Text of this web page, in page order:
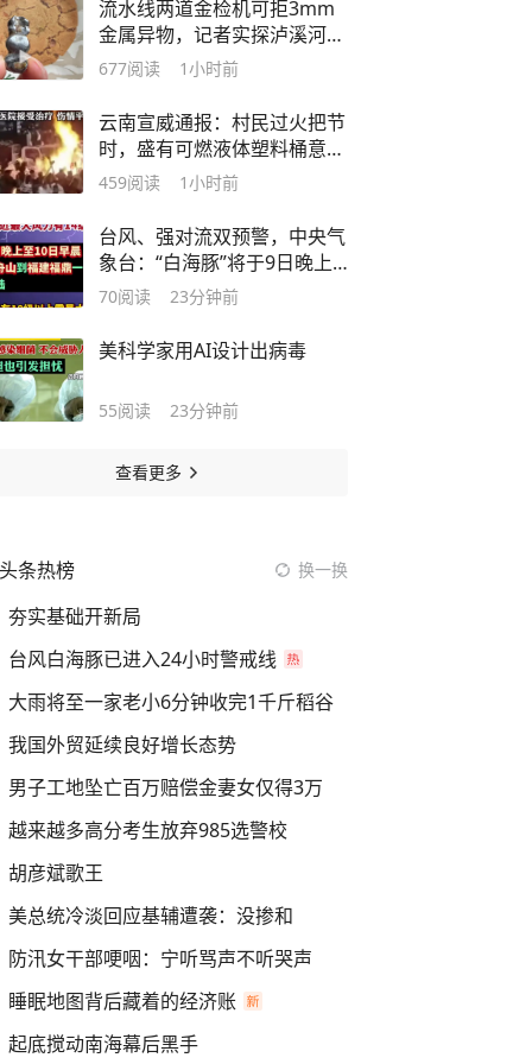
流水线两道金检机可拒3mm
金属异物，记者实探泸溪河车
间！公司回应为何选择谅解
677阅读 1小时前
云南宣威通报：村民过火把节
时，盛有可燃液体塑料桶意外
倾倒引发燃烧，16人被灼伤，
平稳
459阅读 1小时前
台风、强对流双预警，中央气
象台：“白海豚”将于9日晚上
至10日早晨在浙江舟山到福建
有10级以上雷暴大风
70阅读 23分钟前
美科学家用AI设计出病毒
55阅读 23分钟前
查看更多
头条热榜 换一换
夯实基础开新局
台风白海豚已进入24小时警戒线
大雨将至一家老小6分钟收完1千斤稻谷
我国外贸延续良好增长态势
男子工地坠亡百万赔偿金妻女仅得3万
越来越多高分考生放弃985选警校
胡彦斌歌王
美总统冷淡回应基辅遭袭：没掺和
防汛女干部哽咽：宁听骂声不听哭声
睡眠地图背后藏着的经济账
起底搅动南海幕后黑手